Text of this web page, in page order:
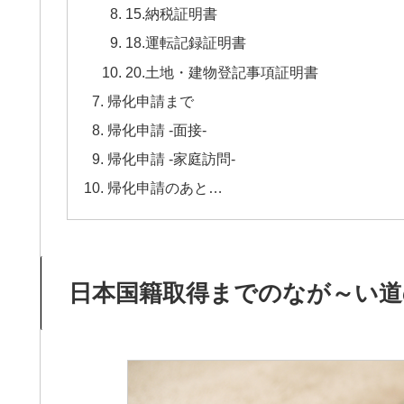
15.納税証明書
18.運転記録証明書
20.土地・建物登記事項証明書
帰化申請まで
帰化申請 -面接-
帰化申請 -家庭訪問-
帰化申請のあと…
日本国籍取得までのなが～い